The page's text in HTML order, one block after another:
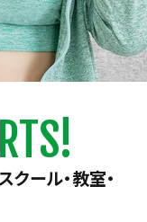
ール・教室・